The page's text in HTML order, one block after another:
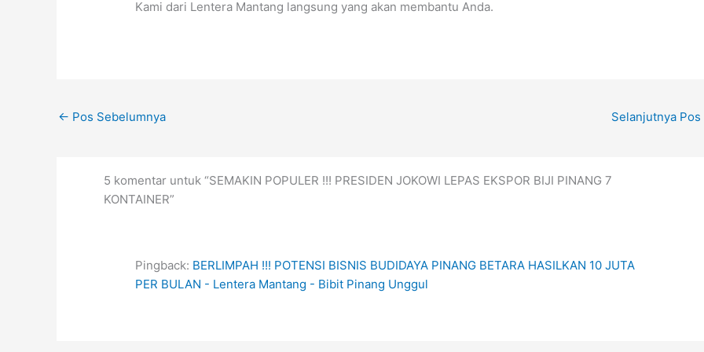
Kami dari Lentera Mantang langsung yang akan membantu Anda.
← Pos Sebelumnya Selanjutnya Pos
5 komentar untuk “SEMAKIN POPULER !!! PRESIDEN JOKOWI LEPAS EKSPOR BIJI PINANG 7
KONTAINER”
Pingback: BERLIMPAH !!! POTENSI BISNIS BUDIDAYA PINANG BETARA HASILKAN 10 JUTA
PER BULAN - Lentera Mantang - Bibit Pinang Unggul